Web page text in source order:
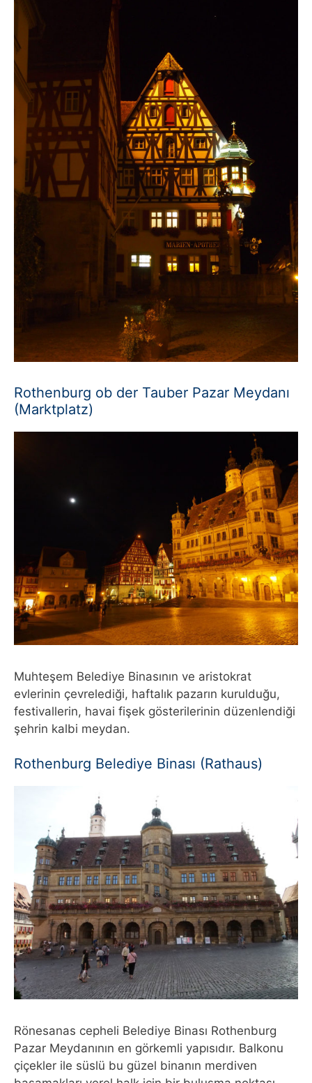
Rothenburg ob der Tauber Pazar Meydanı
(Marktplatz)
Muhteşem Belediye Binasının ve aristokrat
evlerinin çevrelediği, haftalık pazarın kurulduğu,
festivallerin, havai fişek gösterilerinin düzenlendiği
şehrin kalbi meydan.
Rothenburg Belediye Binası (Rathaus)
Rönesanas cepheli Belediye Binası Rothenburg
Pazar Meydanının en görkemli yapısıdır. Balkonu
çiçekler ile süslü bu güzel binanın merdiven